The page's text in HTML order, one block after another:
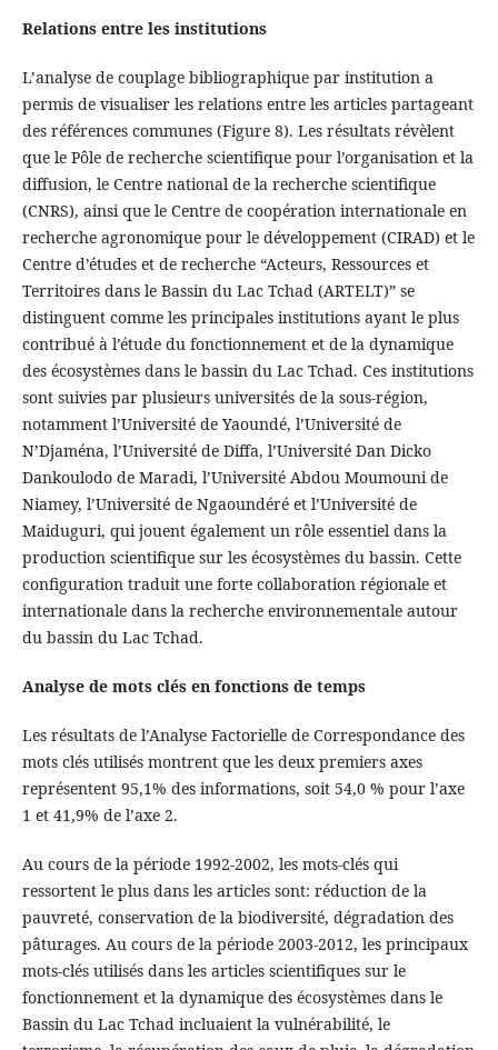
Relations entre les institutions
L’analyse de couplage bibliographique par institution a
permis de visualiser les relations entre les articles partageant
des références communes (Figure 8). Les résultats révèlent
que le Pôle de recherche scientifique pour l’organisation et la
diffusion, le Centre national de la recherche scientifique
(CNRS), ainsi que le Centre de coopération internationale en
recherche agronomique pour le développement (CIRAD) et le
Centre d’études et de recherche “Acteurs, Ressources et
Territoires dans le Bassin du Lac Tchad (ARTELT)” se
distinguent comme les principales institutions ayant le plus
contribué à l’étude du fonctionnement et de la dynamique
des écosystèmes dans le bassin du Lac Tchad. Ces institutions
sont suivies par plusieurs universités de la sous-région,
notamment l’Université de Yaoundé, l’Université de
N’Djaména, l’Université de Diffa, l’Université Dan Dicko
Dankoulodo de Maradi, l’Université Abdou Moumouni de
Niamey, l’Université de Ngaoundéré et l’Université de
Maiduguri, qui jouent également un rôle essentiel dans la
production scientifique sur les écosystèmes du bassin. Cette
configuration traduit une forte collaboration régionale et
internationale dans la recherche environnementale autour
du bassin du Lac Tchad.
Analyse de mots clés en fonctions de temps
Les résultats de l’Analyse Factorielle de Correspondance des
mots clés utilisés montrent que les deux premiers axes
représentent 95,1% des informations, soit 54,0 % pour l’axe
1 et 41,9% de l’axe 2.
Au cours de la période 1992-2002, les mots-clés qui
ressortent le plus dans les articles sont: réduction de la
pauvreté, conservation de la biodiversité, dégradation des
pâturages. Au cours de la période 2003-2012, les principaux
mots-clés utilisés dans les articles scientifiques sur le
fonctionnement et la dynamique des écosystèmes dans le
Bassin du Lac Tchad incluaient la vulnérabilité, le